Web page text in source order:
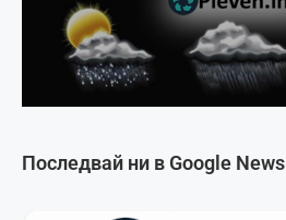
Последвай ни в Google News